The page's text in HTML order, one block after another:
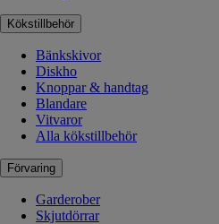
Kökstillbehör
Bänkskivor
Diskho
Knoppar & handtag
Blandare
Vitvaror
Alla kökstillbehör
Förvaring
Garderober
Skjutdörrar